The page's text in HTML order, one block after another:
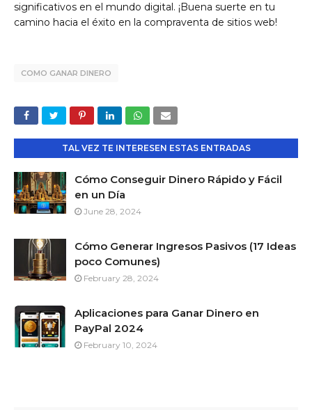
significativos en el mundo digital. ¡Buena suerte en tu
camino hacia el éxito en la compraventa de sitios web!
COMO GANAR DINERO
TAL VEZ TE INTERESEN ESTAS ENTRADAS
Cómo Conseguir Dinero Rápido y Fácil
en un Día
June 28, 2024
Cómo Generar Ingresos Pasivos (17 Ideas
poco Comunes)
February 28, 2024
Aplicaciones para Ganar Dinero en
PayPal 2024
February 10, 2024